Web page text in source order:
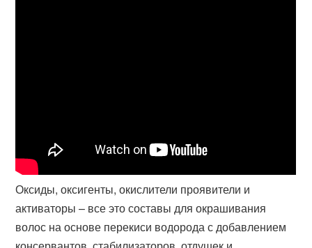
Оксиды, оксигенты, окислители проявители и
активаторы – все это составы для окрашивания
волос на основе перекиси водорода с добавлением